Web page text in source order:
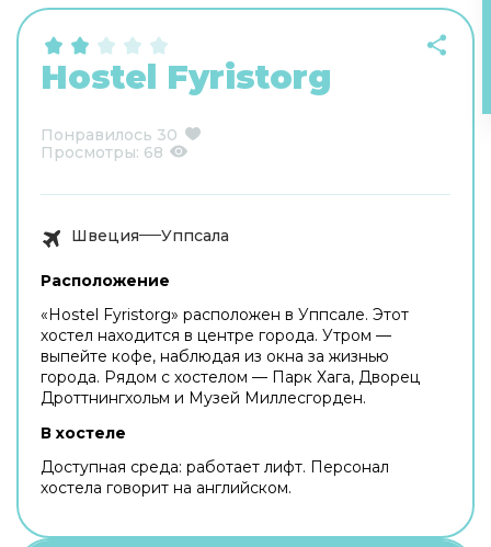
Hostel Fyristorg
Понравилось 30
Просмотры: 68
Швеция Уппсала
Расположение
«Hostel Fyristorg» расположен в Уппсале. Этот
хостел находится в центре города. Утром —
выпейте кофе, наблюдая из окна за жизнью
города. Рядом с хостелом — Парк Хага, Дворец
Дроттнингхольм и Музей Миллесгорден.
В хостеле
Доступная среда: работает лифт. Персонал
хостела говорит на английском.